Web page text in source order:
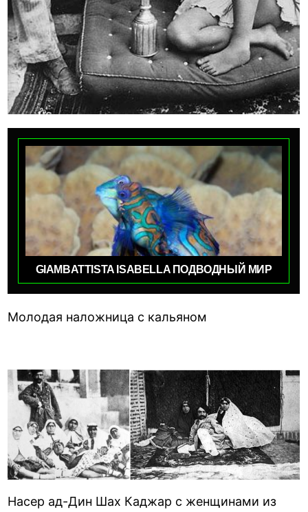
GIAMBATTISTA ISABELLA ПОДВОДНЫЙ МИР
Молодая наложница с кальяном
Насер ад-Дин Шах Каджар c женщинами из